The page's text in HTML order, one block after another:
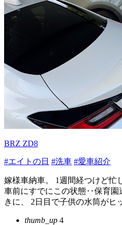
BRZ ZD8
#エイトの日 #洗車 #愛車紹介
嫁様車納車。 1週間経つけど
車前にすでにこの状態‥保育園
きに、 2日目で子供の水筒がヒ
thumb_up 4